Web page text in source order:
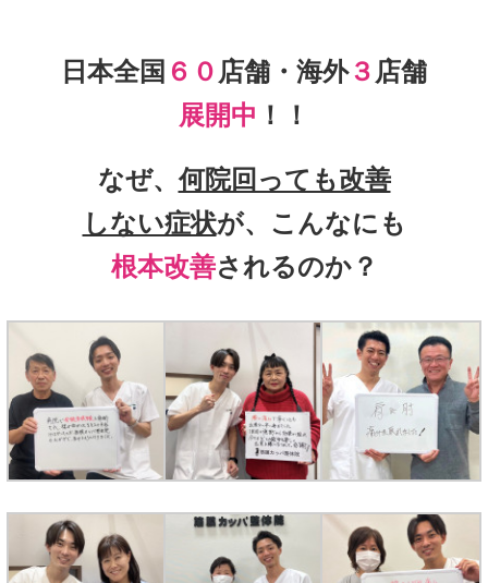
日本全国 ６０ 店舗・海外３ 店舗
展開中 ！！
なぜ、何院回っても改善
しない症状が、こんなにも
根本改善されるのか？